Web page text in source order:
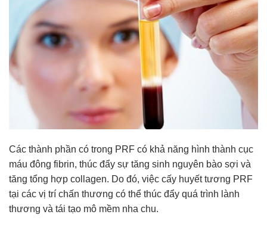
Các thành phần có trong PRF có khả năng hình thành cục
máu đông fibrin, thúc đẩy sự tăng sinh nguyên bào sợi và
tăng tổng hợp collagen. Do đó, việc cấy huyết tương PRF
tại các vị trí chấn thương có thể thúc đẩy quá trình lành
thương và tái tạo mô mềm nha chu.